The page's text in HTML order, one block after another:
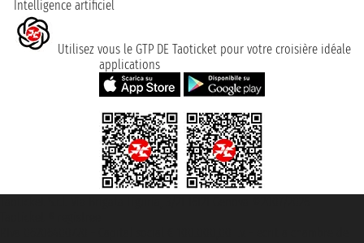
Intelligence artificiel
Utilisez vous le GTP DE Taoticket pour votre croisière idéale
applications